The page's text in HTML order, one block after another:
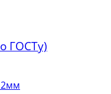
ГОСТу)